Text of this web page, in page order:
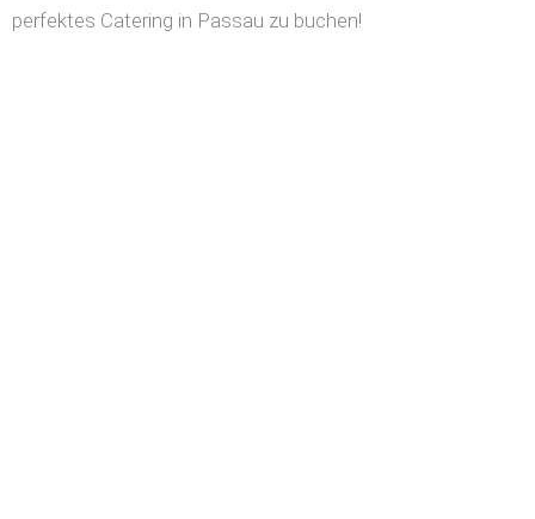
perfektes Catering in Passau zu buchen!